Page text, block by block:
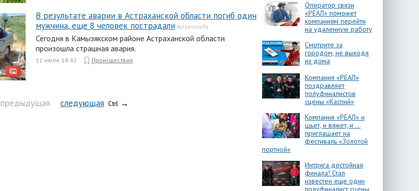
В результате аварии в Астраханской области погиб один
мужчина, еще 8 человек пострадали Астрахань.Ру
Сегодня в Камызякском районе Астраханской области
произошла страшная авария.
11 июля, 18:42 Происшествия
предыдущая следующая Ctrl →
Оператор связи
«РЕАЛ» поможет
компаниям перейти
на удаленную работу
Смотрите за
городом, не выходя
из дома
Компания «РЕАЛ»
поздравляет
полуфиналистов
сцены «Каспий»
Компания «РЕАЛ» и
шьет, и вяжет, и …
приглашает на
фестиваль «Золотой
портной»
Интрига достойная
финала! Стал
известен еще один
полуфиналист сцены